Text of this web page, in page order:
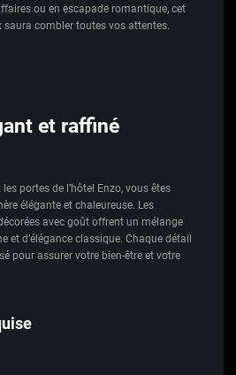
ou en escapade romantique, cet
combler toutes vos attentes.
et raffiné
portes de l’hôtel Enzo, vous êtes
élégante et chaleureuse. Les
avec goût offrent un mélange
et d’élégance classique. Chaque détail
pour assurer votre bien-être et votre